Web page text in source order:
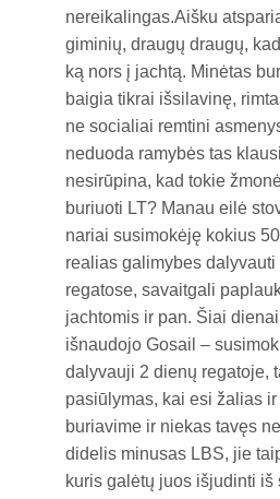
nereikalingas.Aišku
giminių, draugų draugų,
ką nors į jachtą. Minėtas
baigia tikrai išsilavinę,
ne socialiai remtini
neduoda ramybės tas
nesirūpina, kad tokie
buriuoti LT? Manau eilė
nariai susimokėję kokius
realias galimybes
regatose, savaitgali
jachtomis ir pan. Šiai
išnaudojo Gosail –
dalyvauji 2 dienų regatoje,
pasiūlymas, kai esi žalias
buriavime ir niekas tavęs
didelis minusas LBS, jie
kuris galėtų juos išjudinti iš